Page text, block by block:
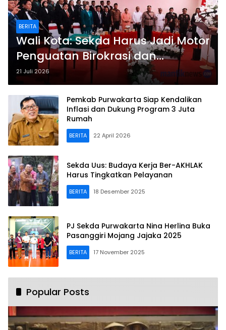
BERITA
Wali Kota: Sekda Harus Jadi Motor
Penguatan Birokrasi dan
Percepatan Program Prioritas
21 Juli 2026
Pemkab Purwakarta Siap Kendalikan
Inflasi dan Dukung Program 3 Juta
Rumah
BERITA 22 April 2026
Sekda Uus: Budaya Kerja Ber-AKHLAK
Harus Tingkatkan Pelayanan
BERITA 18 Desember 2025
PJ Sekda Purwakarta Nina Herlina Buka
Pasanggiri Mojang Jajaka 2025
BERITA 17 November 2025
Popular Posts